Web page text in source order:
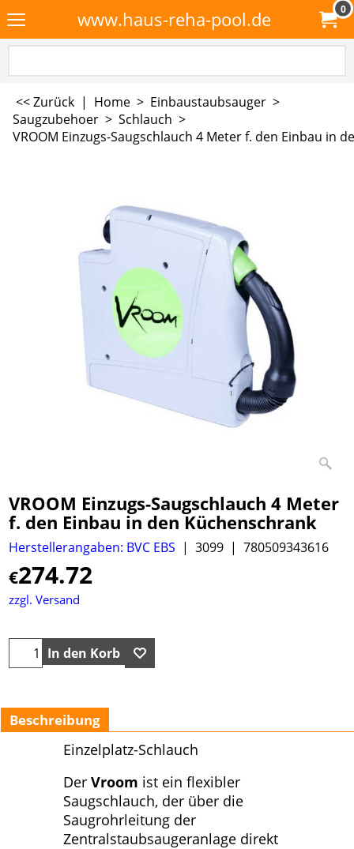
www.haus-reha-pool.de 0
<< Zurück | Home > Einbaustaubsauger >
Saugzubehoer > Schlauch >
VROOM Einzugs-Saugschlauch 4 Meter f. den Einbau in
VROOM Einzugs-Saugschlauch 4 Meter
f. den Einbau in den Küchenschrank
Herstellerangaben: BVC EBS 3099 780509343616
€274.72
zzgl. Versand
In den Korb
Beschreibung
Einzelplatz-Schlauch
Der Vroom ist ein flexibler
Saugschlauch, der über die
Saugrohrleitung der
Zentralstaubsaugeranlage direkt